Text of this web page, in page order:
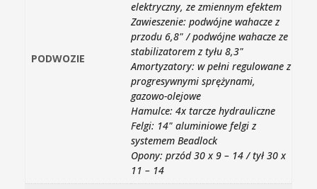
PODWOZIE
elektryczny, ze zmiennym efektem
Zawieszenie: podwójne wahacze z
przodu 6,8" / podwójne wahacze ze
stabilizatorem z tyłu 8,3"
Amortyzatory: w pełni regulowane z
progresywnymi sprężynami,
gazowo-olejowe
Hamulce: 4x tarcze hydrauliczne
Felgi: 14" aluminiowe felgi z
systemem Beadlock
Opony: przód 30 x 9 – 14 / tył 30 x
11 – 14